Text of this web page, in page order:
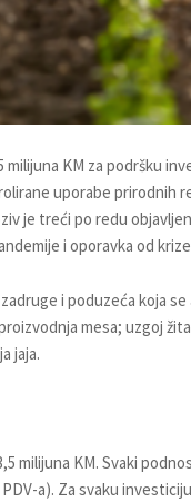
KM za podršku
uporabe prirodnih
je treći po redu
i oporavka od
i poduzeća koja
mesa; uzgoj
jaja.
milijuna KM. Svaki
a). Za svaku